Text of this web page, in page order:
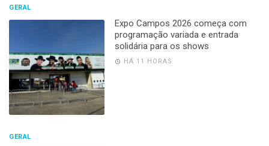
GERAL
Expo Campos 2026 começa com
programação variada e entrada
solidária para os shows
HÁ 11 HORAS
GERAL